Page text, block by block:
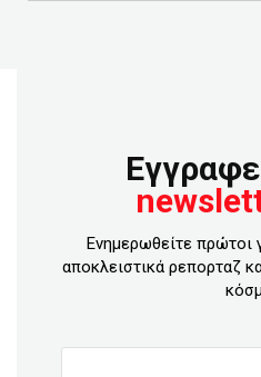
Ενημερωθείτε πρώτοι
αποκλειστικά ρεπορταζ